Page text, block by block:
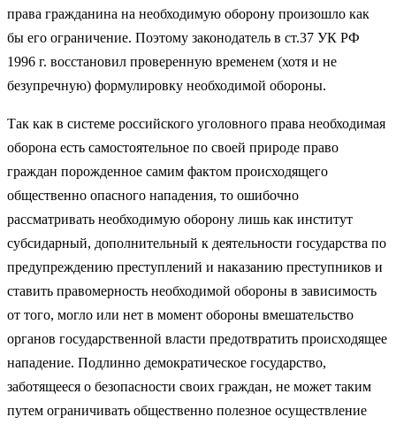
права гражданина на необходимую оборону произошло как
бы его ограничение. Поэтому законодатель в ст.37 УК РФ
1996 г. восстановил проверенную временем (хотя и не
безупречную) формулировку необходимой обороны.
Так как в системе российского уголовного права необходимая
оборона есть самостоятельное по своей природе право
граждан порожденное самим фактом происходящего
общественно опасного нападения, то ошибочно
рассматривать необходимую оборону лишь как институт
субсидарный, дополнительный к деятельности государства по
предупреждению преступлений и наказанию преступников и
ставить правомерность необходимой обороны в зависимость
от того, могло или нет в момент обороны вмешательство
органов государственной власти предотвратить происходящее
нападение. Подлинно демократическое государство,
заботящееся о безопасности своих граждан, не может таким
путем ограничивать общественно полезное осуществление